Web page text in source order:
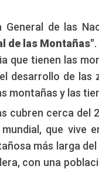
General de las
de las Montañas"
que tienen las
desarrollo de las
montañas y las
cubren cerca del
que vive
más larga
con una